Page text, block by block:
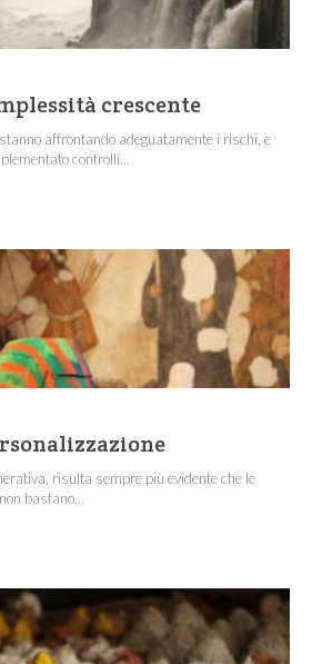
crescente
affrontando adeguatamente i rischi, e
controlli...
risulta sempre più evidente che le
bastano...